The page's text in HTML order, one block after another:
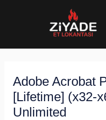
Adobe Acrobat
[Lifetime] (x32-
Unlimited